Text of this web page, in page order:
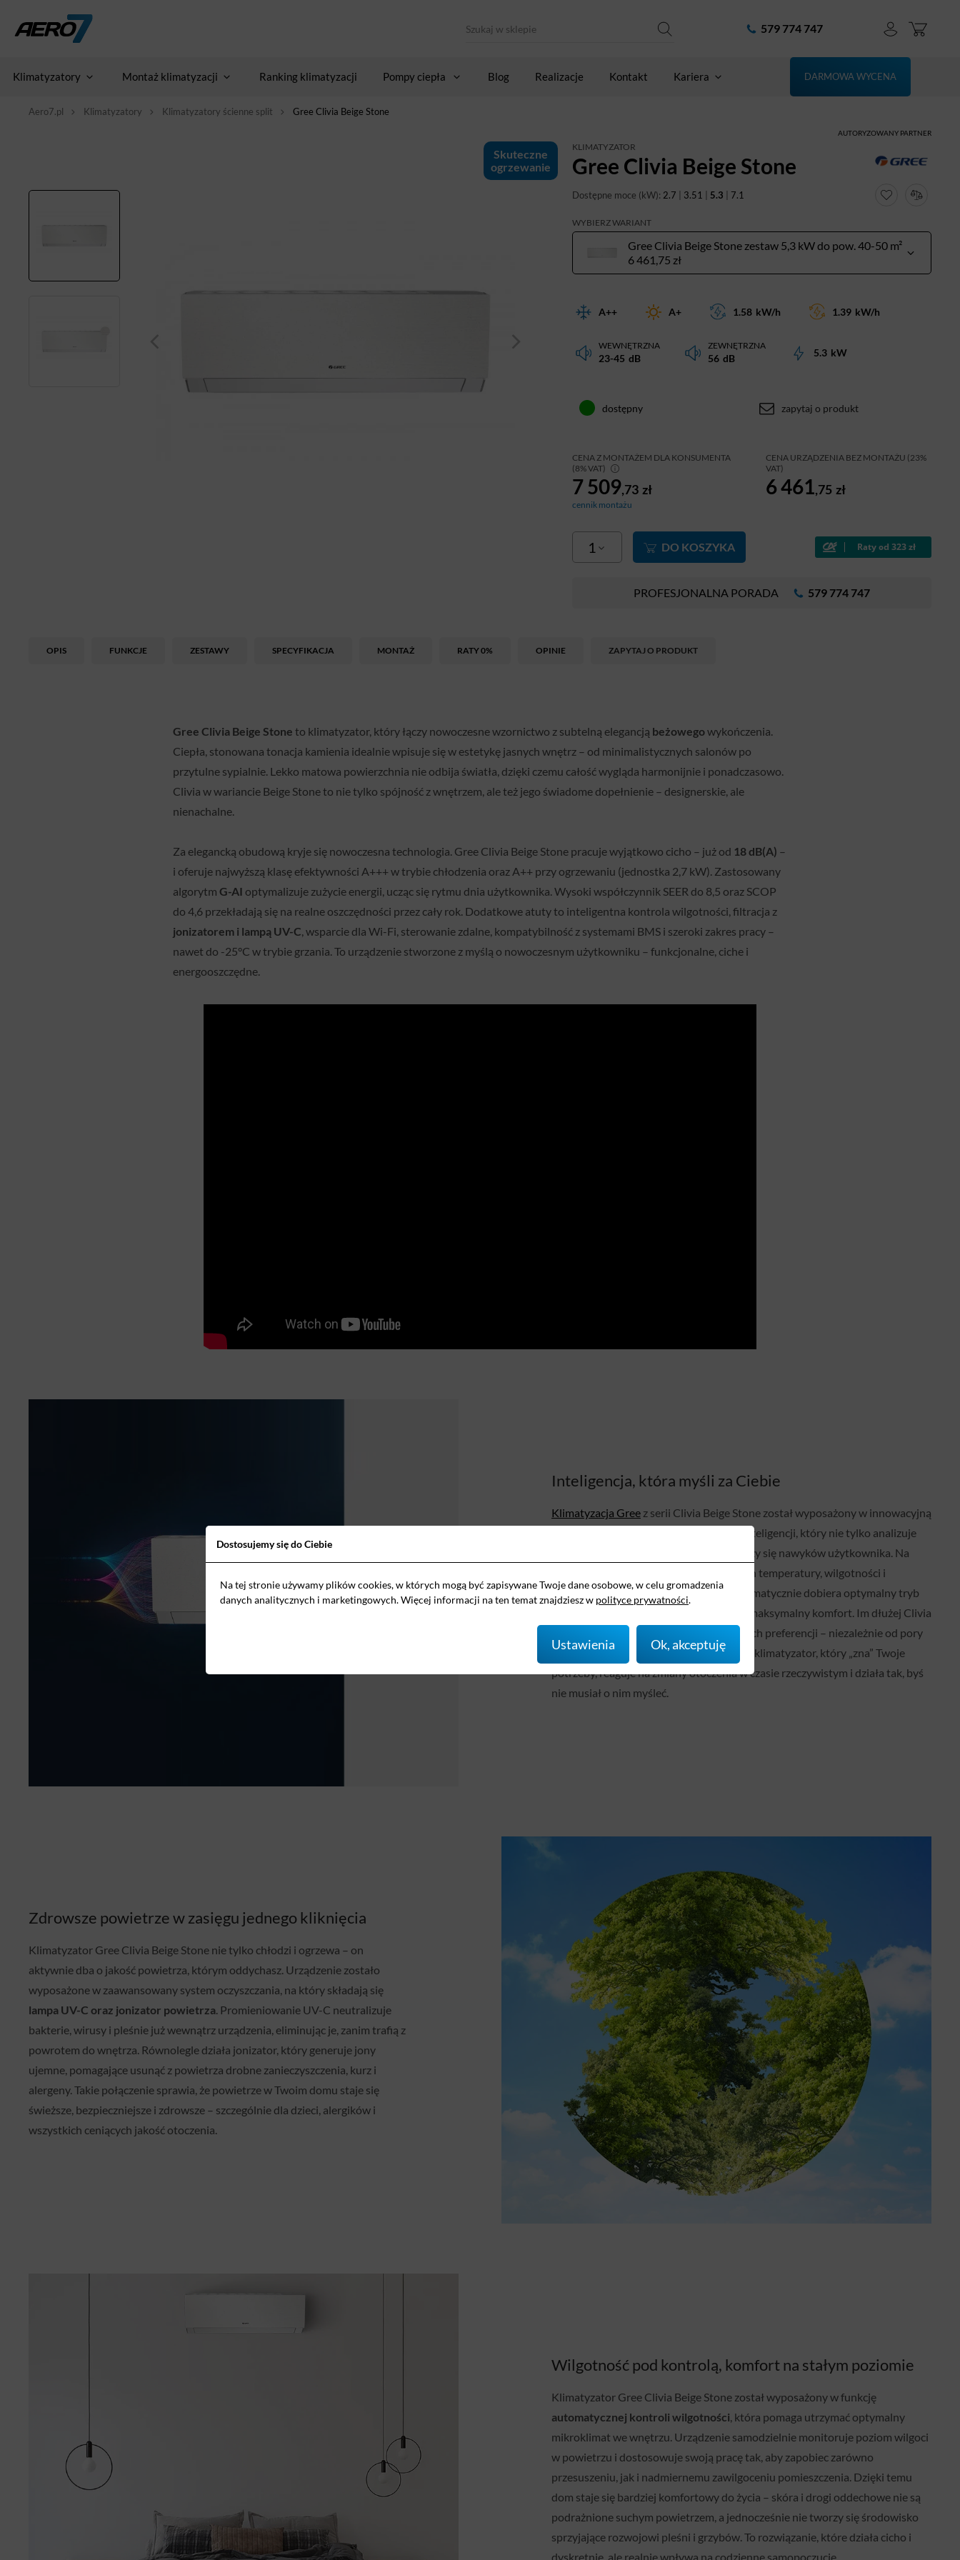
579 774 747
Klimatyzatory Montaż klimatyzacji Ranking klimatyzacji Pompy ciepła Blog Realizacje Kontakt Kariera DARMOWA WYCENA
Aero7.pl Klimatyzatory Klimatyzatory ścienne split Gree Clivia Beige Stone
Skuteczne
ogrzewanie
KLIMATYZATOR
Gree Clivia Beige Stone
AUTORYZOWANY PARTNER
Dostępne moce (kW): 2.7 | 3.51 | 5.3 | 7.1
WYBIERZ WARIANT
Gree Clivia Beige Stone zestaw 5,3 kW do pow. 40-50 m²
6 461,75 zł
A++ A+ 1.58 kW/h 1.39 kW/h
WEWNĘTRZNA
23-45 dB
ZEWNĘTRZNA
56 dB 5.3 kW
dostępny zapytaj o produkt
CENA Z MONTAŻEM DLA KONSUMENTA
(8% VAT)
7 509,73 zł
cennik montażu
CENA URZĄDZENIA BEZ MONTAŻU (23%
VAT)
6 461,75 zł
1 DO KOSZYKA
PROFESJONALNA PORADA 579 774 747
OPIS FUNKCJE ZESTAWY SPECYFIKACJA MONTAŻ RATY 0% OPINIE ZAPYTAJ O PRODUKT
Gree Clivia Beige Stone to klimatyzator, który łączy nowoczesne wzornictwo z subtelną elegancją beżowegowykończenia.
Ciepła, stonowana tonacja kamienia idealnie wpisuje się w estetykę jasnych wnętrz – od minimalistycznych salonów po
przytulne sypialnie. Lekko matowa powierzchnia nie odbija światła, dzięki czemu całość wygląda harmonijnie i ponadczasowo.
Clivia w wariancie Beige Stone to nie tylko spójność z wnętrzem, ale też jego świadome dopełnienie – designerskie, ale
nienachalne.
Za elegancką obudową kryje się nowoczesna technologia. Gree Clivia Beige Stone pracuje wyjątkowo cicho – już od 18 dB(A) –
i oferuje najwyższą klasę efektywności A+++ w trybie chłodzenia oraz A++ przy ogrzewaniu (jednostka 2,7 kW). Zastosowany
algorytm G-AI optymalizuje zużycie energii, ucząc się rytmu dnia użytkownika. Wysoki współczynnik SEER do 8,5 oraz SCOP
do 4,6 przekładają się na realne oszczędności przez cały rok. Dodatkowe atuty to inteligentna kontrola wilgotności, filtracja z
jonizatorem i lampą UV-C , wsparcie dla Wi-Fi, sterowanie zdalne, kompatybilność z systemami BMS i szeroki zakres pracy –
nawet do -25°C w trybie grzania. To urządzenie stworzone z myślą o nowoczesnym użytkowniku – funkcjonalne, ciche i
energooszczędne.
Inteligencja, która myśli za Ciebie
Klimatyzacja Gree z serii Clivia Beige Stone został wyposażony w innowacyjną
– algorytm sztucznej inteligencji, który nie tylko analizuje
warunki w pomieszczeniu, ale również uczy się nawyków użytkownika. Na
podstawie codziennego rytmu dnia, zmian temperatury, wilgotności i
intensywności użytkowania, system automatycznie dobiera optymalny tryb
pracy, zapewniając oszczędność energii i maksymalny komfort. Im dłużej Clivia
działa, tym lepiej dopasowuje się do Twoich preferencji – niezależnie od pory
roku czy pory dnia. Dzięki temu zyskujesz klimatyzator, który „zna” Twoje
potrzeby, reaguje na zmiany otoczenia w czasie rzeczywistym i działa tak, byś
nie musiał o nim myśleć.
Zdrowsze powietrze w zasięgu jednego kliknięcia
Klimatyzator Gree Clivia Beige Stone nie tylko chłodzi i ogrzewa – on
aktywnie dba o jakość powietrza, którym oddychasz. Urządzenie zostało
wyposażone w zaawansowany system oczyszczania, na który składają się
lampa UV-C oraz jonizator powietrza. Promieniowanie UV-C neutralizuje
bakterie, wirusy i pleśnie już wewnątrz urządzenia, eliminując je, zanim trafią z
powrotem do wnętrza. Równolegle działa jonizator, który generuje jony
ujemne, pomagające usunąć z powietrza drobne zanieczyszczenia, kurz i
alergeny. Takie połączenie sprawia, że powietrze w Twoim domu staje się
świeższe, bezpieczniejsze i zdrowsze – szczególnie dla dzieci, alergików i
wszystkich ceniących jakość otoczenia.
Wilgotność pod kontrolą, komfort na stałym poziomie
Klimatyzator Gree Clivia Beige Stone został wyposażony w funkcję
automatycznej kontroli wilgotności, która pomaga utrzymać optymalny
mikroklimat we wnętrzu. Urządzenie samodzielnie monitoruje poziom wilgoci
w powietrzu i dostosowuje swoją pracę tak, aby zapobiec zarówno
przesuszeniu, jak i nadmiernemu zawilgoceniu pomieszczenia. Dzięki temu
dom staje się bardziej komfortowy do życia – skóra i drogi oddechowe nie są
podrażnione suchym powietrzem, a jednocześnie nie tworzy się środowisko
sprzyjające rozwojowi pleśni i grzybów. To rozwiązanie, które działa cicho i
dyskretnie, ale realnie wpływa na codzienne samopoczucie.
Dostosujemy się do Ciebie
Na tej stronie używamy plików cookies, w których mogą być zapisywane Twoje dane osobowe, w celu gromadzenia
danych analitycznych i marketingowych. Więcej informacji na ten temat znajdziesz w polityce prywatności.
Ustawienia Ok, akceptuję